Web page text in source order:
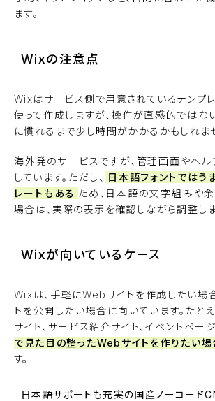
ます。
Wixの注意点
Wixはサービス側で用意されているテンプ
使って作成しますが、操作が直感的ではな
に慣れるまで少し時間がかかるかもしれま
海外発のサービスですが、管理画面やヘ
しています。ただし、 日本語フォントではう
レートもある ため、日本語の文字組みや
場合は、実際の表示を確認しながら調整しま
Wixが向いているケース
Wixは、手軽にWebサイトを作成したい場
トを公開したい場合に向いています。たと
サイト、サービス紹介サイト、イベントページ
で見た目の整ったWebサイトを作りたい場
す。
日本語サポートも充実の国産ノーコード